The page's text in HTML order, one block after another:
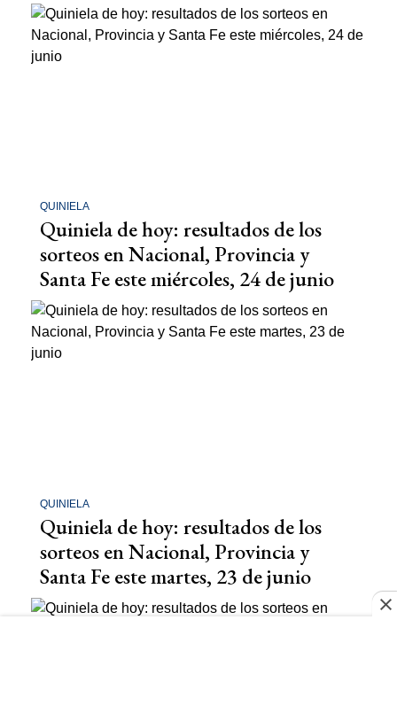
QUINIELA
Quiniela de hoy: resultados de los
sorteos en Nacional, Provincia y
Santa Fe este miércoles, 24 de junio
QUINIELA
Quiniela de hoy: resultados de los
sorteos en Nacional, Provincia y
Santa Fe este martes, 23 de junio